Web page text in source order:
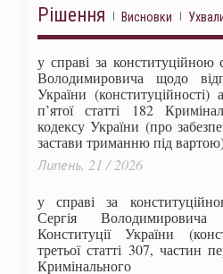
Рішення Висновки
у справі за
Володимировича щодо
України (конституційності)
п’ятої статті 182
кодексу України (про
застави триманню під
Липень, 21 / 2026
у справі за
Сергія Володимировича
Конституції України
третьої статті 307, частин
Кримінального